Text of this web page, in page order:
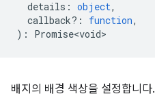
details : object,
callback? : function,
) : Promise<void>
배지의 배경 색상을 설정합니다.